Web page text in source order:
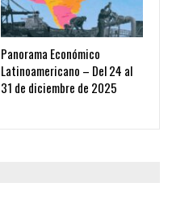
Panorama Económico
Latinoamericano – Del 24 al
31 de diciembre de 2025